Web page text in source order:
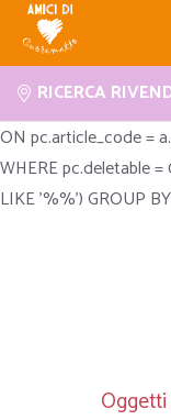
RICERCA
SELECT c.code as
a.measure, a.price,
pc JOIN catalog c
= 0 AND c.old = 0
ON pc.article_code =
WHERE pc.deletable
LIKE '%%') GROUP
Oggetti